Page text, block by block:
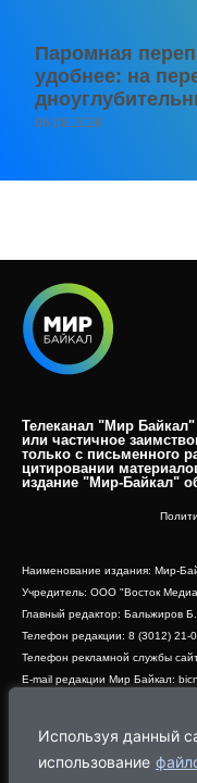
Используя данный
использование
Паромная
удобнее: на
06.08.2026
Телеканал "Мир
или частичное
только с письменного
цитировании
издание "Мир-Байкал"
Наименование издания: Мир-
Учредитель: ООО "Восток Медиа
Главный редактор: Бальжиров
Телефон редакции: 8 (3012) 21-
Телефон рекламной службы
E-mail редакции Мир Байкал:
Адрес редакции: 670000, г.